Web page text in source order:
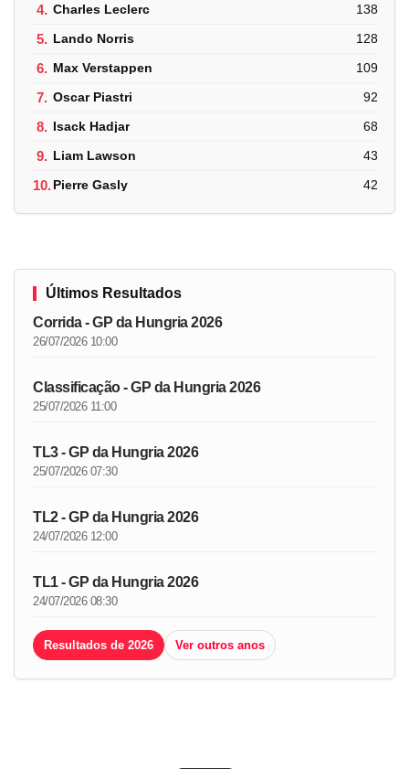
4. Charles Leclerc 138
5. Lando Norris 128
6. Max Verstappen 109
7. Oscar Piastri 92
8. Isack Hadjar 68
9. Liam Lawson 43
10.Pierre Gasly 42
Últimos Resultados
Corrida - GP da Hungria 2026
26/07/2026 10:00
Classificação - GP da Hungria 2026
25/07/2026 11:00
TL3 - GP da Hungria 2026
25/07/2026 07:30
TL2 - GP da Hungria 2026
24/07/2026 12:00
TL1 - GP da Hungria 2026
24/07/2026 08:30
Resultados de 2026 Ver outros anos